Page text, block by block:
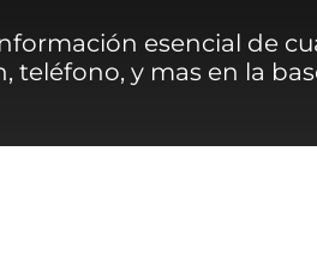
esencial de
teléfono, y mas en la